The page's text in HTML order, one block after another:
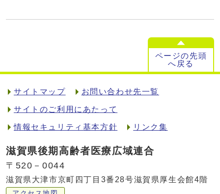
ページの先頭
へ戻る
サイトマップ お問い合わせ先一覧
サイトのご利用にあたって
情報セキュリティ基本方針 リンク集
滋賀県後期高齢者医療広域連合
〒520－0044
滋賀県大津市京町四丁目3番28号滋賀県厚生会館4階